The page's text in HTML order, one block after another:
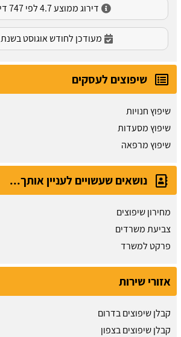
דירוג ממוצע 4.7 לפי 747 דירוגים
מעודכן לחודש אוגוסט בשנת
שיפוצים לעסקים
שיפוץ חנויות
שיפוץ מסעדות
שיפוץ מרפאה
נושאים שעשויים לעניין אותך...
מחירון שיפוצים
צביעת משרדים
פרקט למשרד
אזורי שירות
קבלן שיפוצים בדרום
קבלן שיפוצים בצפון